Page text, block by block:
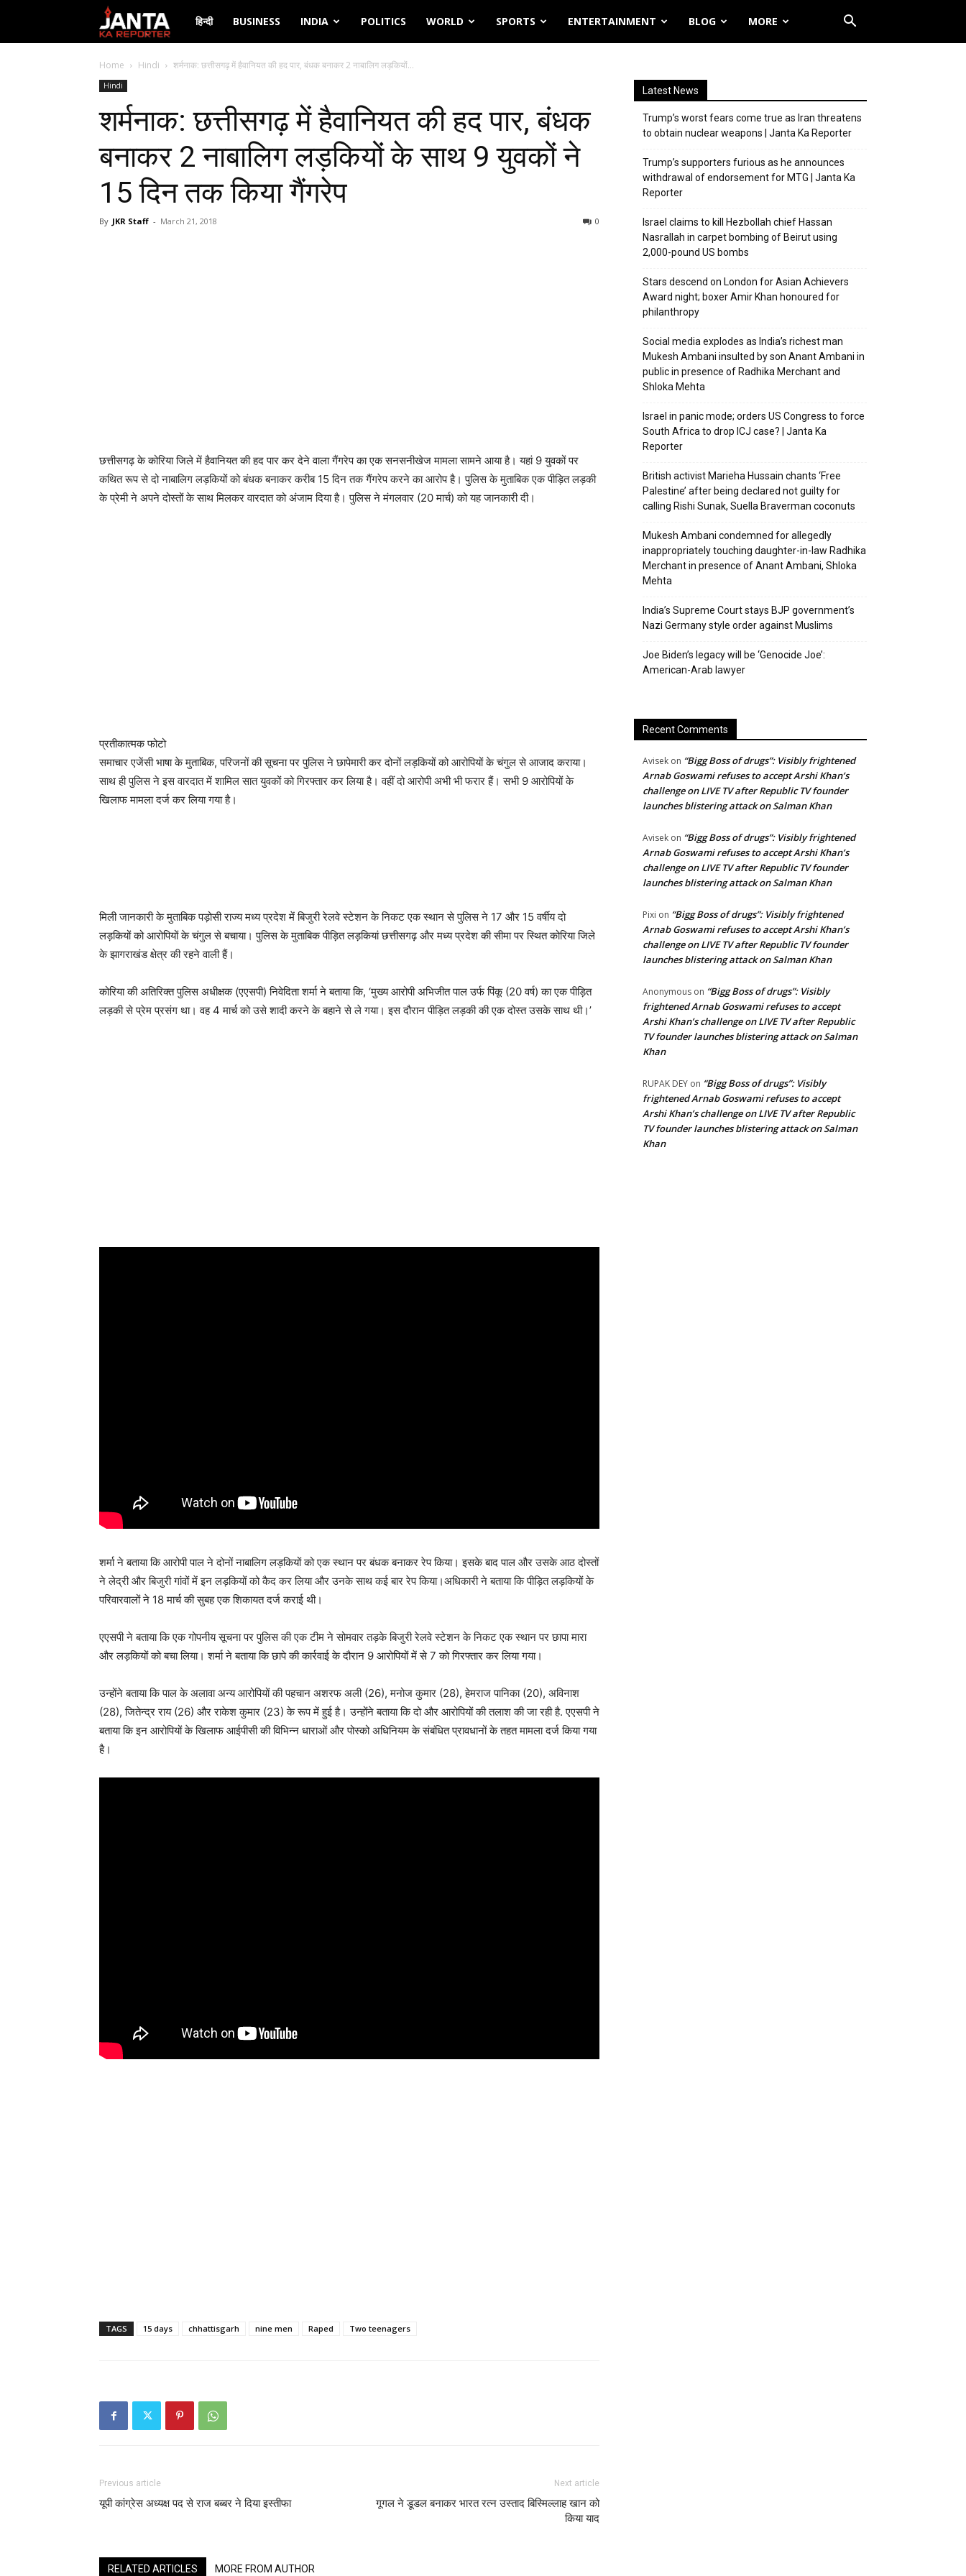
Janta
Ka
Reporter
हिन्दी BUSINESS INDIA POLITICS WORLD SPORTS ENTERTAINMENT BLOG MORE
Home Hindi शर्मनाक: छत्तीसगढ़ में हैवानियत की हद पार, बंधक बनाकर 2 नाबालिग लड़कियों...
Hindi
शर्मनाक: छत्तीसगढ़ में हैवानियत की हद पार, बंधक
बनाकर 2 नाबालिग लड़कियों के साथ 9 युवकों ने
15 दिन तक किया गैंगरेप
By JKR Staff - March 21, 2018 0
छत्तीसगढ़ के कोरिया जिले में हैवानियत की हद पार कर देने वाला गैंगरेप का एक सनसनीखेज मामला सामने आया है। यहां 9 युवकों पर
कथित रूप से दो नाबालिग लड़कियों को बंधक बनाकर करीब 15 दिन तक गैंगरेप करने का आरोप है। पुलिस के मुताबिक एक पीड़ित लड़की
के प्रेमी ने अपने दोस्तों के साथ मिलकर वारदात को अंजाम दिया है। पुलिस ने मंगलवार (20 मार्च) को यह जानकारी दी।
प्रतीकात्मक फोटो
समाचार एजेंसी भाषा के मुताबिक, परिजनों की सूचना पर पुलिस ने छापेमारी कर दोनों लड़कियों को आरोपियों के चंगुल से आजाद कराया।
साथ ही पुलिस ने इस वारदात में शामिल सात युवकों को गिरफ्तार कर लिया है। वहीं दो आरोपी अभी भी फरार हैं। सभी 9 आरोपियों के
खिलाफ मामला दर्ज कर लिया गया है।
मिली जानकारी के मुताबिक पड़ोसी राज्य मध्य प्रदेश में बिजुरी रेलवे स्टेशन के निकट एक स्थान से पुलिस ने 17 और 15 वर्षीय दो
लड़कियों को आरोपियों के चंगुल से बचाया। पुलिस के मुताबिक पीड़ित लड़कियां छत्तीसगढ़ और मध्य प्रदेश की सीमा पर स्थित कोरिया जिले
के झागराखंड क्षेत्र की रहने वाली हैं।
कोरिया की अतिरिक्त पुलिस अधीक्षक (एएसपी) निवेदिता शर्मा ने बताया कि, ‘मुख्य आरोपी अभिजीत पाल उर्फ पिंकू (20 वर्ष) का एक पीड़ित
लड़की से प्रेम प्रसंग था। वह 4 मार्च को उसे शादी करने के बहाने से ले गया। इस दौरान पीड़ित लड़की की एक दोस्त उसके साथ थी।’
शर्मा ने बताया कि आरोपी पाल ने दोनों नाबालिग लड़कियों को एक स्थान पर बंधक बनाकर रेप किया। इसके बाद पाल और उसके आठ दोस्तों
ने लेद्री और बिजुरी गांवों में इन लड़कियों को कैद कर लिया और उनके साथ कई बार रेप किया।अधिकारी ने बताया कि पीड़ित लड़कियों के
परिवारवालों ने 18 मार्च की सुबह एक शिकायत दर्ज कराई थी।
एएसपी ने बताया कि एक गोपनीय सूचना पर पुलिस की एक टीम ने सोमवार तड़के बिजुरी रेलवे स्टेशन के निकट एक स्थान पर छापा मारा
और लड़कियों को बचा लिया। शर्मा ने बताया कि छापे की कार्रवाई के दौरान 9 आरोपियों में से 7 को गिरफ्तार कर लिया गया।
उन्होंने बताया कि पाल के अलावा अन्य आरोपियों की पहचान अशरफ अली (26), मनोज कुमार (28), हेमराज पानिका (20), अविनाश
(28), जितेन्द्र राय (26) और राकेश कुमार (23) के रूप में हुई है। उन्होंने बताया कि दो और आरोपियों की तलाश की जा रही है. एएसपी ने
बताया कि इन आरोपियों के खिलाफ आईपीसी की विभिन्न धाराओं और पोस्को अधिनियम के संबंधित प्रावधानों के तहत मामला दर्ज किया गया
है।
TAGS 15 days chhattisgarh nine men Raped Two teenagers
Previous article
यूपी कांग्रेस अध्यक्ष पद से राज बब्बर ने दिया इस्तीफा
Next article
गूगल ने डूडल बनाकर भारत रत्न उस्ताद बिस्मिल्लाह खान को
किया याद
RELATED ARTICLES MORE FROM AUTHOR
Latest News
Trump’s worst fears come true as Iran threatens
to obtain nuclear weapons | Janta Ka Reporter
Trump’s supporters furious as he announces
withdrawal of endorsement for MTG | Janta Ka
Reporter
Israel claims to kill Hezbollah chief Hassan
Nasrallah in carpet bombing of Beirut using
2,000-pound US bombs
Stars descend on London for Asian Achievers
Award night; boxer Amir Khan honoured for
philanthropy
Social media explodes as India’s richest man
Mukesh Ambani insulted by son Anant Ambani in
public in presence of Radhika Merchant and
Shloka Mehta
Israel in panic mode; orders US Congress to force
South Africa to drop ICJ case? | Janta Ka
Reporter
British activist Marieha Hussain chants ‘Free
Palestine’ after being declared not guilty for
calling Rishi Sunak, Suella Braverman coconuts
Mukesh Ambani condemned for allegedly
inappropriately touching daughter-in-law Radhika
Merchant in presence of Anant Ambani, Shloka
Mehta
India’s Supreme Court stays BJP government’s
Nazi Germany style order against Muslims
Joe Biden’s legacy will be ‘Genocide Joe’:
American-Arab lawyer
Recent Comments
Avisek on “Bigg Boss of drugs”: Visibly frightened
Arnab Goswami refuses to accept Arshi Khan’s
challenge on LIVE TV after Republic TV founder
launches blistering attack on Salman Khan
Avisek on “Bigg Boss of drugs”: Visibly frightened
Arnab Goswami refuses to accept Arshi Khan’s
challenge on LIVE TV after Republic TV founder
launches blistering attack on Salman Khan
Pixi on “Bigg Boss of drugs”: Visibly frightened
Arnab Goswami refuses to accept Arshi Khan’s
challenge on LIVE TV after Republic TV founder
launches blistering attack on Salman Khan
Anonymous on “Bigg Boss of drugs”: Visibly
frightened Arnab Goswami refuses to accept
Arshi Khan’s challenge on LIVE TV after Republic
TV founder launches blistering attack on Salman
Khan
RUPAK DEY on “Bigg Boss of drugs”: Visibly
frightened Arnab Goswami refuses to accept
Arshi Khan’s challenge on LIVE TV after Republic
TV founder launches blistering attack on Salman
Khan